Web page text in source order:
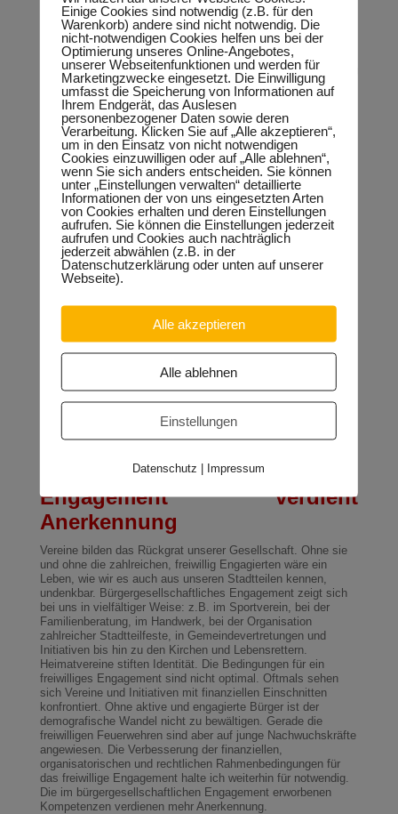
Polizei. Tag für Tag schützen engagierte Polizistinnen und
Polizisten unsere Sicherheit, halten für die Allgemeinheit ihre
Knochen hin und setzen sich damit auch Gefahren aus. In
der Vergangenheit wurden zu oft Kapazitäten ab- statt
aufgebaut. Untersuchungen zufolge kann die Arbeitsbelastung
in der Polizei nicht durch Ressourcen innerhalb der
Dienststellen aufgefangen werden, ohne psychische
Erkrankungen zu begünstigen. Hinzu kommt, dass sich viele
Polizisten in der Gesellschaft nicht wertgeschätzt fühlen.
Immerhin ist eine Trendwende in Sicht. Auch in diesem Jahr
sollen insgesamt weitere 350 Polizeianwärterinnen und
Polizeianwärter eingestellt werden. Eine Erhöhung der
Personalstärke der Polizei auf 7.000 Frauen und Männer
halte ich für notwendig. Die Bürger müssen sich auf
öffentlichen Plätzen, in Verkehrsmitteln, in öffentlichen
Einrichtungen aber auch zu Hause und im Internet sicher
fühlen. Raubüberfälle, Körperverletzung, Sachbeschädigung,
Diebstahl und Sexualstraftaten müssen auch in Zukunft
effektiv bekämpft werden. Aus meiner Sicht sind die
was nicht, zu korrigieren. Neben der Bewältigung der
klassischen Aufgaben sehe ich einen Mehrbedarf an Personal
bei der Bekämpfung von organisierter Bandenkriminalität zum
Schaden vieler Unternehmer, von Drogenhandel sowie der
Internetkriminalität. Allein die Fälle im Internet stiegen von 12
816 auf 15 286. Die Aufklärung dieser Fälle ist
Personalintensiv. Besonders der Schutz von Kindern und
älterer Menschen steht an erster Stelle. Sensible Daten
dürfen nicht in falsche Hände geraten. Die erfolgreiche Arbeit
unserer Polizistinnen und Polizisten verdient mehr
Motivierte Mitarbeiter wachsen über sich hinaus.
Engagement verdient
Anerkennung
Vereine bilden das Rückgrat unserer Gesellschaft. Ohne sie
und ohne die zahlreichen, freiwillig Engagierten wäre ein
Leben, wie wir es auch aus unseren Stadtteilen kennen,
undenkbar. Bürgergesellschaftliches Engagement zeigt sich
bei uns in vielfältiger Weise: z.B. im Sportverein, bei der
Familienberatung, im Handwerk, bei der Organisation
zahlreicher Stadtteilfeste, in Gemeindevertretungen und
Initiativen bis hin zu den Kirchen und Lebensrettern.
Heimatvereine stiften Identität. Die Bedingungen für ein
freiwilliges Engagement sind nicht optimal. Oftmals sehen
sich Vereine und Initiativen mit finanziellen Einschnitten
konfrontiert. Ohne aktive und engagierte Bürger ist der
demografische Wandel nicht zu bewältigen. Gerade die
freiwilligen Feuerwehren sind aber auf junge Nachwuchskräfte
angewiesen. Die Verbesserung der finanziellen,
organisatorischen und rechtlichen Rahmenbedingungen für
das freiwillige Engagement halte ich weiterhin für notwendig.
Die im bürgergesellschaftlichen Engagement erworbenen
Kompetenzen verdienen mehr Anerkennung.
Einige Cookies sind notwendig (z.B. für den
Warenkorb) andere sind nicht notwendig. Die
nicht-notwendigen Cookies helfen uns bei der
Optimierung unseres Online-Angebotes,
unserer Webseitenfunktionen und werden für
Marketingzwecke eingesetzt. Die Einwilligung
umfasst die Speicherung von Informationen auf
Ihrem Endgerät, das Auslesen
personenbezogener Daten sowie deren
Verarbeitung. Klicken Sie auf „Alle akzeptieren“,
um in den Einsatz von nicht notwendigen
Cookies einzuwilligen oder auf „Alle ablehnen“,
wenn Sie sich anders entscheiden. Sie können
unter „Einstellungen verwalten“ detaillierte
Informationen der von uns eingesetzten Arten
von Cookies erhalten und deren Einstellungen
aufrufen. Sie können die Einstellungen jederzeit
aufrufen und Cookies auch nachträglich
jederzeit abwählen (z.B. in der
Datenschutzerklärung oder unten auf unserer
Webseite).
Alle akzeptieren
Alle ablehnen
Einstellungen
Datenschutz | Impressum